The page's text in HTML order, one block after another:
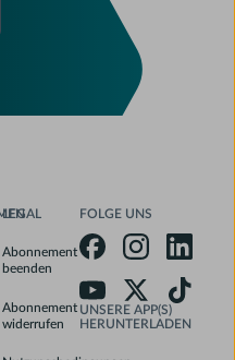
LEGAL
Abonnement
beenden
Abonnement
widerrufen
FOLGE UNS
UNSERE APP(S)
HERUNTERLADEN